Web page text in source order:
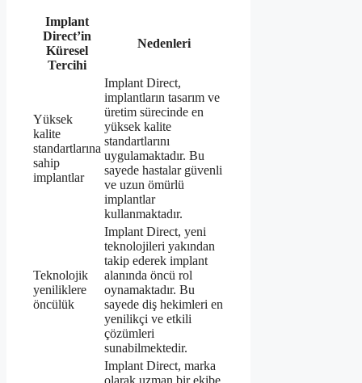
Implant
Direct’in
Küresel
Tercihi
Nedenleri
Yüksek
kalite
standartlarına
sahip
implantlar
Implant Direct,
implantların tasarım ve
üretim sürecinde en
yüksek kalite
standartlarını
uygulamaktadır. Bu
sayede hastalar güvenli
ve uzun ömürlü
implantlar
kullanmaktadır.
Teknolojik
yeniliklere
öncülük
Implant Direct, yeni
teknolojileri yakından
takip ederek implant
alanında öncü rol
oynamaktadır. Bu
sayede diş hekimleri en
yenilikçi ve etkili
çözümleri
sunabilmektedir.
Implant Direct, marka